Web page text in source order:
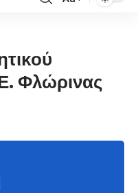
Font
Φλώρινας